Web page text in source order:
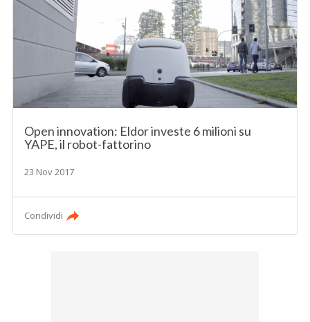
Open innovation: Eldor investe 6 milioni su
YAPE, il robot-fattorino
23 Nov 2017
Condividi